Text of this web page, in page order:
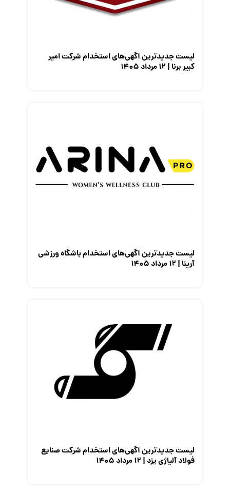
لیست جدیدترین آگهی‌های استخدام شرکت امیر
کبیر برنا | ۱۲ مرداد ۱۴۰۵
لیست جدیدترین آگهی‌های استخدام باشگاه ورزشی
آرینا | ۱۲ مرداد ۱۴۰۵
لیست جدیدترین آگهی‌های استخدام شرکت صنایع
فولاد آلیاژی یزد | ۱۲ مرداد ۱۴۰۵